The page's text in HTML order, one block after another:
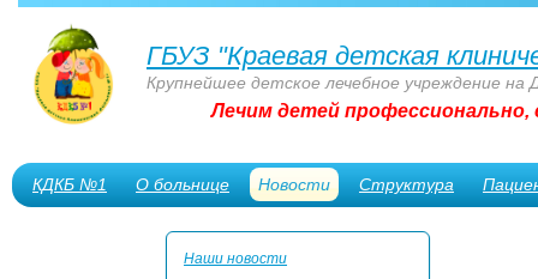
ГБУЗ "Краевая детская
Крупнейшее детское лечебное учреждение на
Лечим детей
КДКБ №1 О больнице Новости Структура
Наши новости